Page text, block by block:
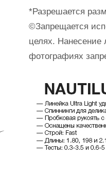
*Разрешается
©Запрещается
целях. Нанесение
фотографиях